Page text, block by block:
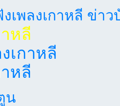
เพลงเกาหลี ข่าว
หลี
เกาหลี
หลี
น